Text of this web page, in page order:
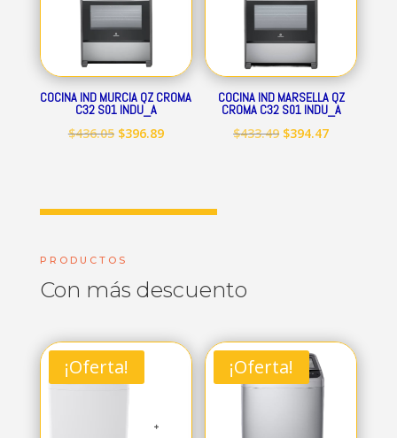
COCINA IND MURCIA QZ CROMA
C32 S01 INDU_A
$436.05 El
$396.89El
COCINA IND MARSELLA QZ
CROMA C32 S01 INDU_A
$433.49 El
$394.47El
PRODUCTOS
Con más descuento
¡Oferta! ¡Oferta!